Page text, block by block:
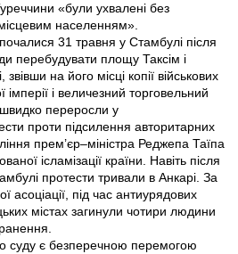
«були ухвалені без
населенням».
31 травня у Стамбулі після
перебудувати площу Таксім і
на його місці копії військових
імперії і величезний торговельний
швидко переросли у
проти підсилення авторитарних
прем’єр–міністра Реджепа Таїпа
ісламізації країни. Навіть після
протести тривали в Анкарі. За
асоціації, під час антиурядових
містах загинули чотири людини
суду є безперечною перемогою